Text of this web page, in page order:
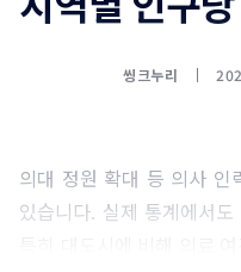
씽크누리
의대 정원 확대 등 의사 인
있습니다. 실제 통계에서